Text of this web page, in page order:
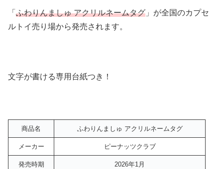
「 ふわりんましゅ アクリルネームタグ 」が全国のカプセ
ルトイ売り場から発売されます。
文字が書ける専用台紙つき！
商品名 ふわりんましゅ アクリルネームタグ
メーカー ピーナッツクラブ
発売時期 2026年1月